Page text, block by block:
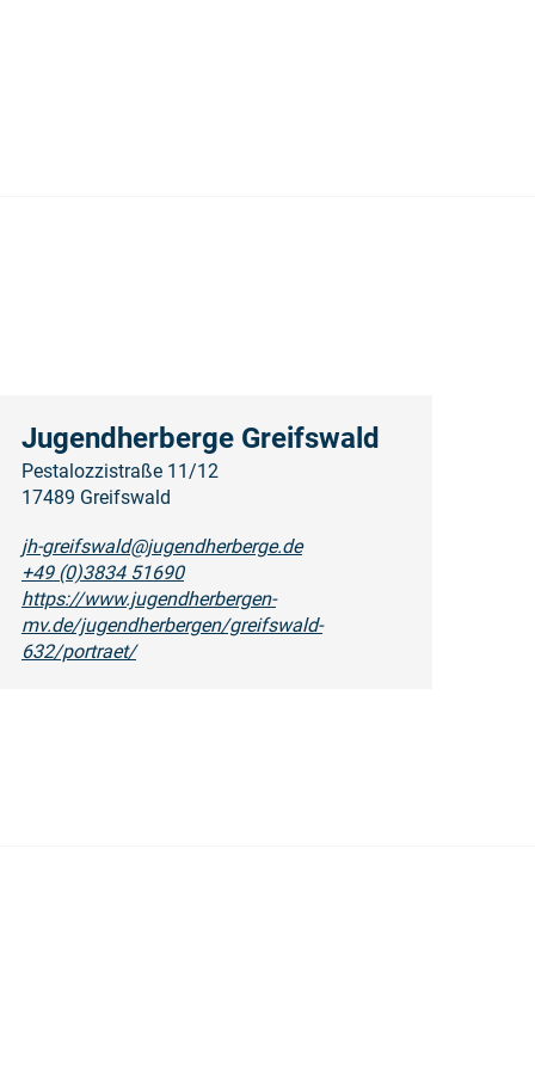
Jugendherberge Greifswald
Pestalozzistraße 11/12
17489 Greifswald
jh-greifswald@jugendherberge.de
+49 (0)3834 51690
https://www.jugendherbergen-
mv.de/jugendherbergen/greifswald-
632/portraet/